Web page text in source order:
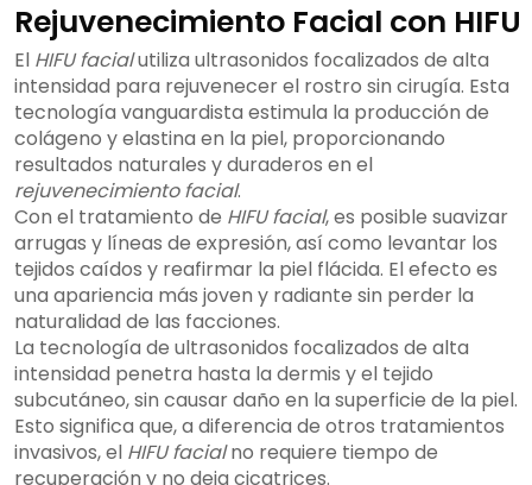
Rejuvenecimiento Facial con HIFU
El HIFU facialutiliza ultrasonidos focalizados de alta
intensidad para rejuvenecer el rostro sin cirugía. Esta
tecnología vanguardista estimula la producción de
colágeno y elastina en la piel, proporcionando
resultados naturales y duraderos en el
rejuvenecimiento facial.
Con el tratamiento de HIFU facial, es posible suavizar
arrugas y líneas de expresión, así como levantar los
tejidos caídos y reafirmar la piel flácida. El efecto es
una apariencia más joven y radiante sin perder la
naturalidad de las facciones.
La tecnología de ultrasonidos focalizados de alta
intensidad penetra hasta la dermis y el tejido
subcutáneo, sin causar daño en la superficie de la piel.
Esto significa que, a diferencia de otros tratamientos
invasivos, el HIFU facialno requiere tiempo de
recuperación y no deja cicatrices.